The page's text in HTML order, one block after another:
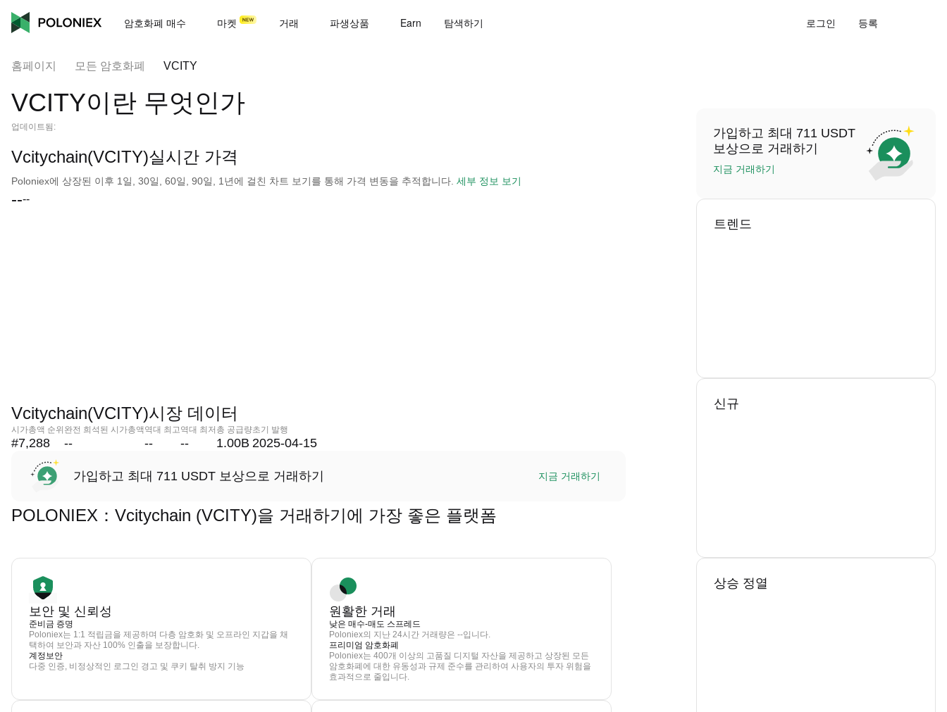
암호화폐 매수 마켓 거래 파생상품 Earn 탐색하기 로그인 등록
홈페이지 모든 암호화폐 VCITY
VCITY이란 무엇인가
업데이트됨:
Vcitychain(VCITY)실시간 가격
Poloniex에 상장된 이후 1일, 30일, 60일, 90일, 1년에 걸친 차트 보기를 통해 가격 변동을 추적합니다. 세부 정보 보기
----
Vcitychain(VCITY)시장 데이터
시가총액 순위
#7,288
완전 희석된 시가총액
--
역대 최고
--
역대 최저
--
총 공급량
1.00B
초기 발행
2025-04-15
가입하고 최대 711 USDT 보상으로 거래하기 지금 거래하기
POLONIEX：Vcitychain (VCITY)을 거래하기에 가장 좋은 플랫폼
보안 및 신뢰성
준비금 증명
Poloniex는 1:1 적립금을 제공하며 다층 암호화 및 오프라인 지갑을 채
택하여 보안과 자산 100% 인출을 보장합니다.
계정보안
다중 인증, 비정상적인 로그인 경고 및 쿠키 탈취 방지 기능
원활한 거래
낮은 매수-매도 스프레드
Poloniex의 지난 24시간 거래량은 --입니다.
프리미엄 암호화폐
Poloniex는 400개 이상의 고품질 디지털 자산을 제공하고 상장된 모든
암호화폐에 대한 유동성과 규제 준수를 관리하여 사용자의 투자 위험을
효과적으로 줄입니다.
가입하고 최대 711 USDT
보상으로 거래하기
지금 거래하기
트렌드
신규
상승 정열